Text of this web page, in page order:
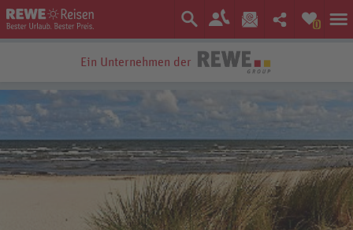
0
Ein Unternehmen der